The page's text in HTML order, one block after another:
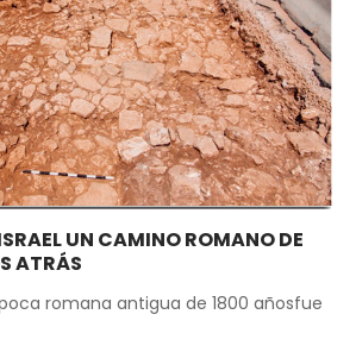
UN CAMINO ROMANO DE
ATRÁS
romana antigua de 1800 añosfue